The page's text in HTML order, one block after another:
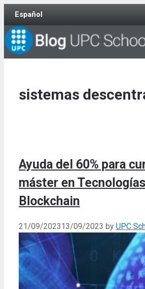
Skip
content
Español
sistemas
Ayuda del 60% para
máster en Tecnologías
Blockchain
21/09/202313/09/2023 by UPC